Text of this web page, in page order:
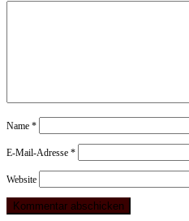
Name *
E-Mail-Adresse *
Website